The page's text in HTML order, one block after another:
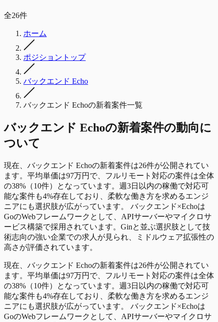
全26件
ホーム
ポジショントップ
バックエンド Echo
バックエンド Echoの新着案件一覧
バックエンド Echoの新着案件の動向に
ついて
現在、バックエンド Echoの新着案件は26件が公開されてい
ます。平均単価は97万円で、フルリモート対応の案件は全体
の38%（10件）となっています。週3日以内の稼働で対応可
能な案件も4%存在しており、柔軟な働き方を求めるエンジ
ニアにも選択肢が広がっています。 バックエンド×Echoは
GoのWebフレームワークとして、APIサーバーやマイクロサ
ービス構築で採用されています。Ginと並ぶ選択肢として技
術志向の強い企業での求人が見られ、ミドルウェア拡張性の
高さが評価されています。
現在、バックエンド Echoの新着案件は26件が公開されてい
ます。平均単価は97万円で、フルリモート対応の案件は全体
の38%（10件）となっています。週3日以内の稼働で対応可
能な案件も4%存在しており、柔軟な働き方を求めるエンジ
ニアにも選択肢が広がっています。 バックエンド×Echoは
GoのWebフレームワークとして、APIサーバーやマイクロサ